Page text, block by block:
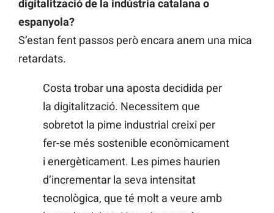
digitalització de la indústria catalana o
espanyola?
S’estan fent passos però encara anem una mica
retardats.
Costa trobar una aposta decidida per
la digitalització. Necessitem que
sobretot la pime industrial creixi per
fer-se més sostenible econòmicament
i energèticament. Les pimes haurien
d’incrementar la seva intensitat
tecnològica, que té molt a veure amb